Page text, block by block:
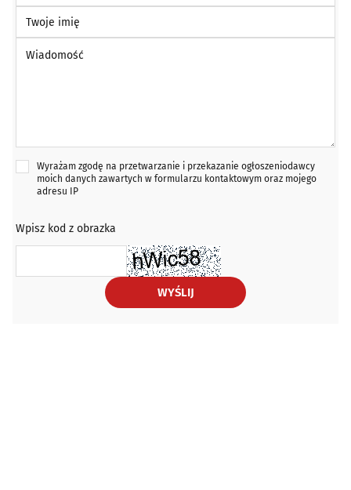
Wyrażam zgodę na przetwarzanie i przekazanie ogłoszeniodawcy
moich danych zawartych w formularzu kontaktowym oraz mojego
adresu IP
Wpisz kod z obrazka
WYŚLIJ